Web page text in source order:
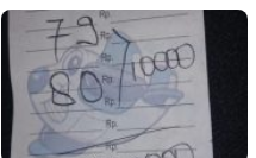
BANDUNG”.